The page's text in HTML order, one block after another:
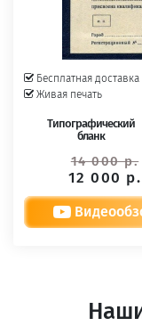
Бесплатная доставка
Живая печать
Типографический
бланк
14 000 р.
12 000 р.